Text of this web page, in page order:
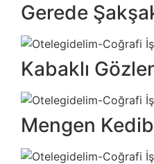
Gerede
Kabaklı
Mengen